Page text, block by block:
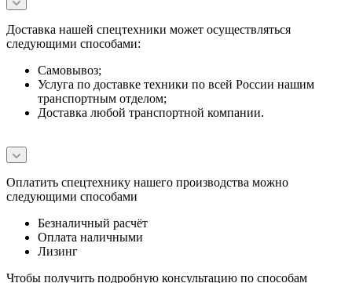
Доставка нашей спецтехники может осуществляться
следующими способами:
Самовывоз;
Услуга по доставке техники по всей России нашим
транспортным отделом;
Доставка любой транспортной компании.
Оплатить спецтехнику нашего производства можно
следующими способами
Безналичный расчёт
Оплата наличными
Лизинг
Чтобы получить подробную консультацию по способам